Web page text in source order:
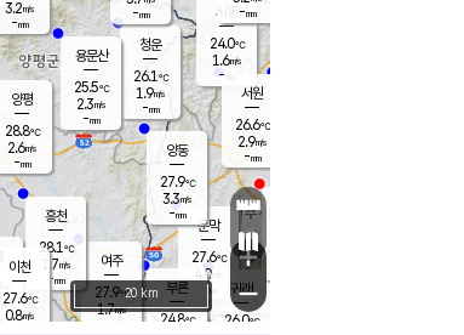
문막
27.6℃
4.0m/s
mm
부론
24.8℃
청운
26.1℃
1.9m/s
-mm
-mm
여주
27.9℃
1.7m/s
양동
27.9℃
3.3m/s
-mm
3.2m/s
-mm
흥천
28.1℃
1.7m/s
-mm
m/s
시동
24.0℃
1.6m/s
- mm
귀래
26.0℃
서원
26.6℃
2.9m/s
-mm
용문산
25.5℃
2.3m/s
-mm
-mm
이천
27.6℃
0.8m/s
양평
28.8℃
2.6m/s
-mm
+
−
20 km